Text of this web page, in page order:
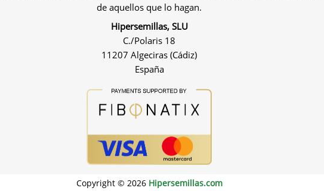
de aquellos que lo hagan.
Hipersemillas, SLU
C./Polaris 18
11207 Algeciras (Cádiz)
España
Copyright © 2026 Hipersemillas.com